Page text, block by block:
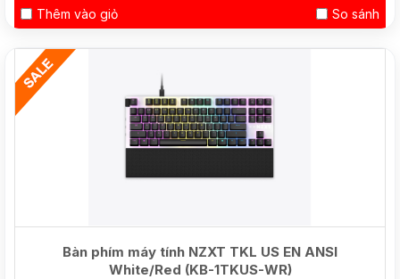
Thêm vào giỏ So sánh
Bàn phím máy tính NZXT TKL US EN ANSI
White/Red (KB-1TKUS-WR)